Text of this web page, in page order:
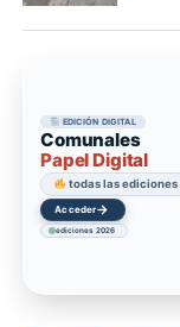
EDICIÓN DIGITAL
Comunales
Papel Digital
colección digital
Acceder→
ediciones 2026